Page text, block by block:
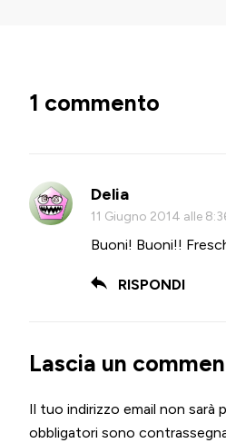
1 commento
Delia
11 Giugno 2014 alle
Buoni! Buoni!!
RISPONDI
Lascia un
Il tuo indirizzo email non sarà
obbligatori sono